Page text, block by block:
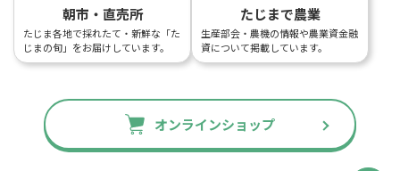
朝市・直売所
たじま各地で採れたて・新鮮な「た
じまの旬」をお届けしています。
たじまで農業
生産部会・農機の情報や農業資金融
資について掲載しています。
オンラインショップ